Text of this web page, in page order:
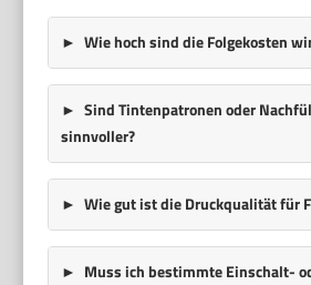
Wie hoch sind die Folgekosten
Sind Tintenpatronen oder
sinnvoller?
Wie gut ist die Druckqualität für
Muss ich bestimmte Einschalt-